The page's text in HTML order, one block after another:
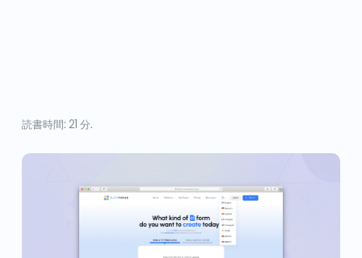
読書時間: 21 分.